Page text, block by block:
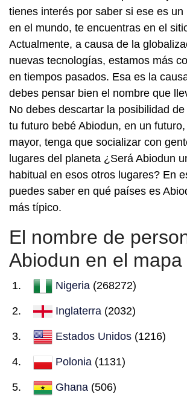
tienes interés por saber si ese es un
en el mundo, te encuentras en el
Actualmente, a causa de la
nuevas tecnologías, estamos más
en tiempos pasados. Esa es la
debes pensar bien el nombre que
No debes descartar la posibilidad
tu futuro bebé Abiodun, en un
mayor, tenga que socializar con
lugares del planeta ¿Será Abiodun
habitual en esos otros lugares? En
puedes saber en qué países es
más típico.
El nombre de
Abiodun en el mapa
Nigeria (268272)
Inglaterra (2032)
Estados Unidos (1216)
Polonia (1131)
Ghana (506)